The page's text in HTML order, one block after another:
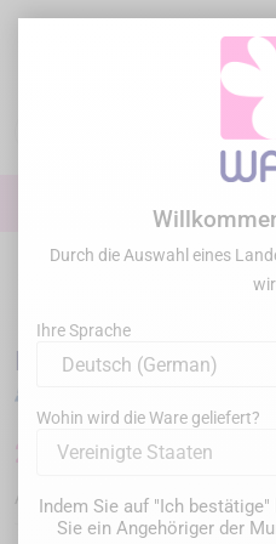
Startseite
DTE
DTE WOODPECKER -
24,00 € Bruttopreis
Artikel-Nr. :WP-ED70
Durch die Auswahl eines
Ihre Sprache
Wohin wird die Ware geliefert?
Vereinigte Staaten
Indem Sie auf "Ich
Sie ein Angehöriger der